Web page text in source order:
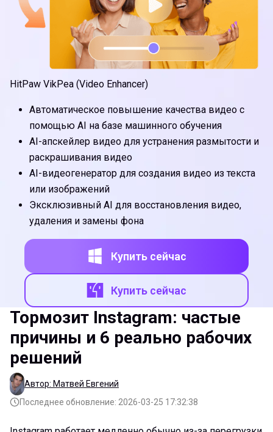
HitPaw VikPea (Video Enhancer)
Автоматическое повышение качества видео с
помощью AI на базе машинного обучения
AI-апскейлер видео для устранения размытости и
раскрашивания видео
AI-видеогенератор для создания видео из текста
или изображений
Эксклюзивный AI для восстановления видео,
удаления и замены фона
Купить сейчас
Купить сейчас
Тормозит Instagram: частые
причины и 6 реально рабочих
решений
Автор: Матвей Евгений
Последнее обновление: 2026-03-25 17:32:38